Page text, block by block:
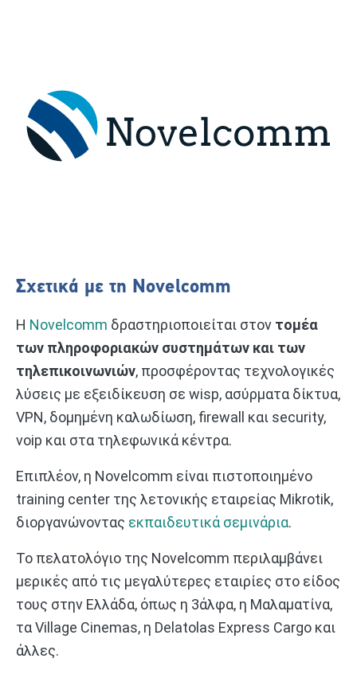
Σχετικά με τη Novelcomm
Η Novelcomm δραστηριοποιείται στον τομέα
των πληροφοριακών συστημάτων και των
τηλεπικοινωνιών, προσφέροντας τεχνολογικές
λύσεις με εξειδίκευση σε wisp, ασύρματα δίκτυα,
VPN, δομημένη καλωδίωση, firewall και security,
voip και στα τηλεφωνικά κέντρα.
Επιπλέον, η Novelcomm είναι πιστοποιημένο
training center της λετονικής εταιρείας Mikrotik,
διοργανώνοντας εκπαιδευτικά σεμινάρια.
Το πελατολόγιο της Novelcomm περιλαμβάνει
μερικές από τις μεγαλύτερες εταιρίες στο είδος
τους στην Ελλάδα, όπως η 3άλφα, η Μαλαματίνα,
τα Village Cinemas, η Delatolas Express Cargo και
άλλες.